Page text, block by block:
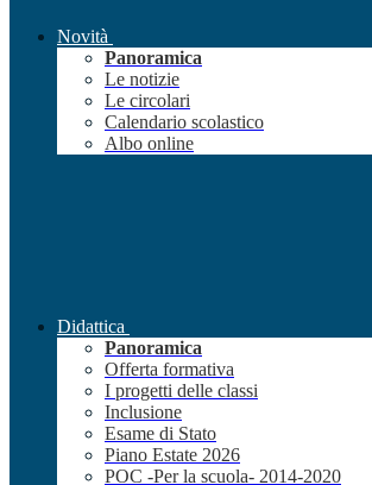
Novità
Panoramica
Le notizie
Le circolari
Calendario scolastico
Albo online
Didattica
Panoramica
Offerta formativa
I progetti delle classi
Inclusione
Esame di Stato
Piano Estate 2026
POC -Per la scuola- 2014-2020